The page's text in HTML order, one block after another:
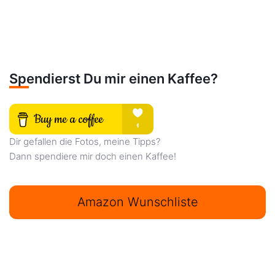
Spendierst Du mir einen Kaffee?
Dir gefallen die Fotos, meine Tipps?
Dann spendiere mir doch einen Kaffee!
Amazon Wunschliste